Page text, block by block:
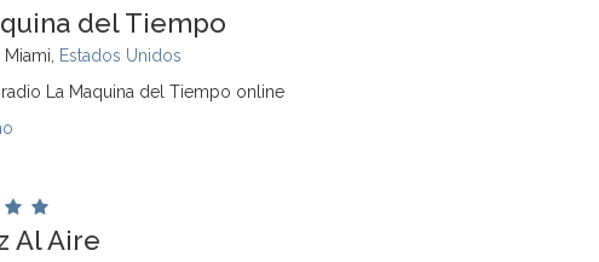
del Tiempo
Estados Unidos
radio La Maquina del Tiempo online
Al Aire